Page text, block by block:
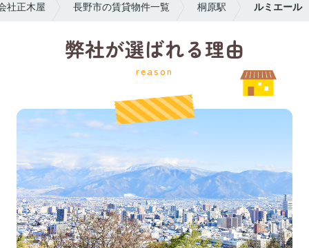
社正木屋 長野市の賃貸物件一覧 桐原駅 ルミエール
弊社が選ばれる理由
reason